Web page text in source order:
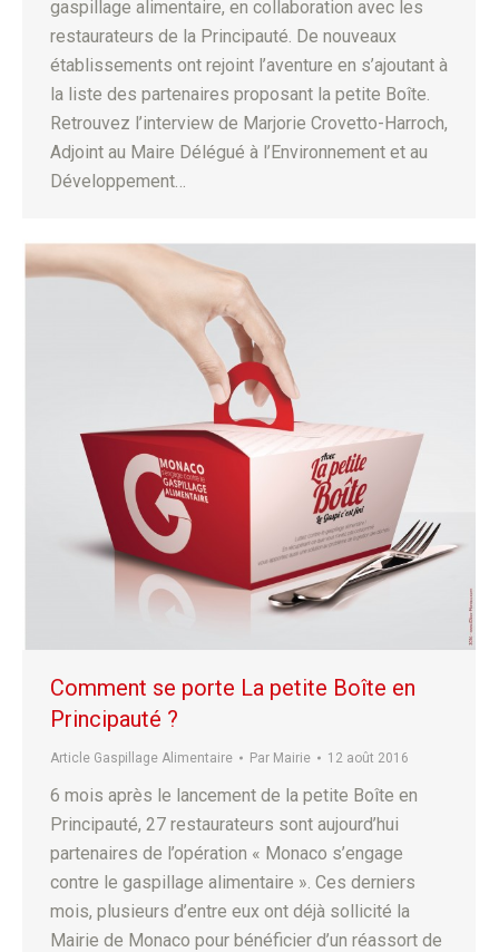
gaspillage alimentaire, en collaboration avec les
restaurateurs de la Principauté. De nouveaux
établissements ont rejoint l’aventure en s’ajoutant à
la liste des partenaires proposant la petite Boîte.
Retrouvez l’interview de Marjorie Crovetto-Harroch,
Adjoint au Maire Délégué à l’Environnement et au
Développement…
Comment se porte La petite Boîte en
Principauté ?
Article Gaspillage Alimentaire Par Mairie 12 août 2016
6 mois après le lancement de la petite Boîte en
Principauté, 27 restaurateurs sont aujourd’hui
partenaires de l’opération « Monaco s’engage
contre le gaspillage alimentaire ». Ces derniers
mois, plusieurs d’entre eux ont déjà sollicité la
Mairie de Monaco pour bénéficier d’un réassort de